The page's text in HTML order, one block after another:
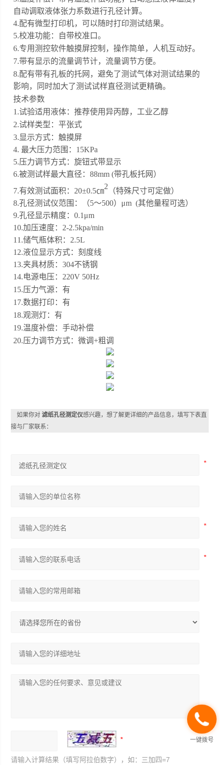
自动调取液体张力系数进行孔径计算。
4.配有微型打印机，可以随时打印测试结果。
5.校准功能：自带校准口。
6.专用测控软件触摸屏控制，操作简单，人机互动好。
7.带有显示的流量调节计，流量调节方便。
8.配有带有孔板的托网，避免了测试气体对测试结果的
影响，同时加大了测试试样直径测试更精确。
技术参数
1.试验适用液体：推荐使用异丙醇，工业乙醇
2.试样类型：平张式
3.显示方式：触摸屏
4. 最大压力范围： 15KPa
5.压力调节方式：旋钮式带显示
6.被测试样最大直径：88mm (带孔板托网）
7.有效测试面积：20±0.5㎝
2
（特殊尺寸可定做）
8.孔径测试仪范围：（5～500）μm (其他量程可选）
9.孔径显示精度：0.1μm
10.加压速度：2-2.5kpa/min
11.储气瓶体积：2.5L
12.液位显示方式：刻度线
13.夹具材质：304不锈钢
14.电源电压：220V 50Hz
15.压力气源：有
17.数据打印：有
18.观测灯：有
19.温度补偿：手动补偿
20.压力调节方式：微调+粗调
如果你对滤纸孔径测定仪感兴趣，想了解更详细的产品信息，填写下表直
接与厂家联系：
请输入计算结果（填写阿拉伯数字），如：三加四=7
一键拨号